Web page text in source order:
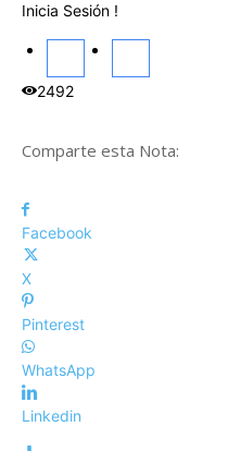
Inicia Sesión !
2492
Comparte esta Nota:
Facebook
X
Pinterest
WhatsApp
Linkedin